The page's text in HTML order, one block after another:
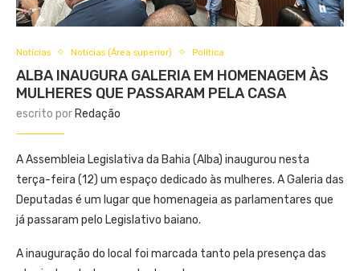
Notícias Notícias (Área superior) Política
ALBA INAUGURA GALERIA EM HOMENAGEM ÀS
MULHERES QUE PASSARAM PELA CASA
escrito por Redação
A Assembleia Legislativa da Bahia (Alba) inaugurou nesta
terça-feira (12) um espaço dedicado às mulheres. A Galeria das
Deputadas é um lugar que homenageia as parlamentares que
já passaram pelo Legislativo baiano.
A inauguração do local foi marcada tanto pela presença das